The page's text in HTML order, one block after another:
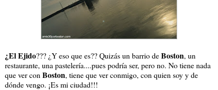
¿El Ejido??? ¿Y eso que es?? Quizás un barrio deBoston, un
restaurante, una pastelería....pues podría ser, pero no. No tiene nada
que ver con Boston, tiene que ver conmigo, con quien soy y de
dónde vengo. ¡Es mi ciudad!!!